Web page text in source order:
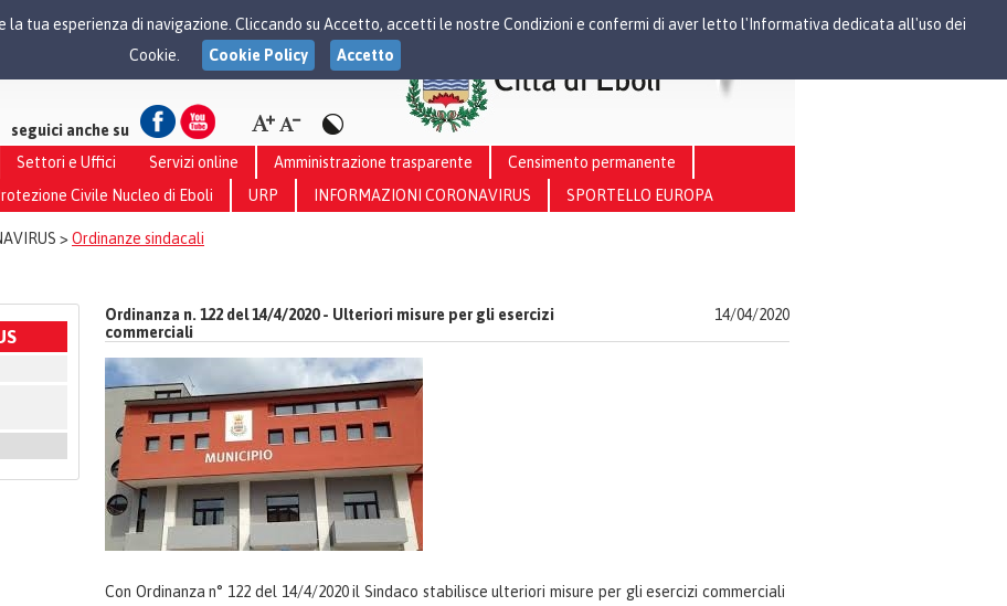
seguici anche su
Settori e Uffici Servizi online Amministrazione trasparente
Censimento permanente
Civile Nucleo di Eboli URP INFORMAZIONI CORONAVIRUS SPORTELLO EUROPA
>Ordinanze sindacali
Ordinanza n. 122 del 14/4/2020 - Ulteriori misure per gli esercizi
commerciali
14/04/2020
Con Ordinanza n° 122 del 14/4/2020 il Sindaco stabilisce ulteriori misure per gli esercizi commerciali
tua esperienza di navigazione. Cliccando su Accetto, accetti le nostre Condizioni e confermi di aver letto l'Informativa dedicata all'uso dei
Cookie.
Cookie Policy Accetto